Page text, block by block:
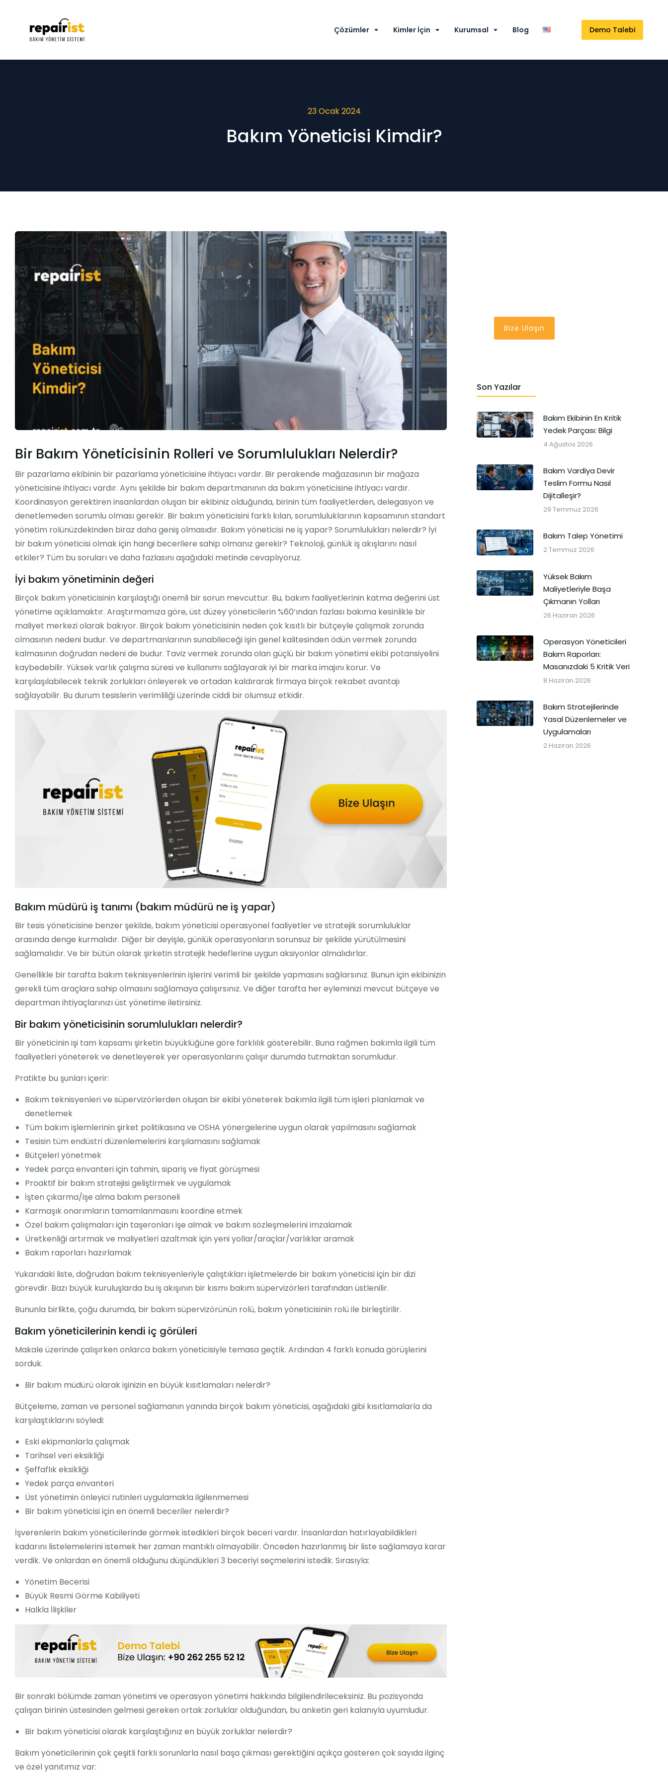
Çözümler Kimler İçin Kurumsal Blog Demo Talebi
23 Ocak 2024
Bakım Yöneticisi Kimdir?
Bir Bakım Yöneticisinin Rolleri ve Sorumlulukları Nelerdir?
Bir pazarlama ekibinin bir pazarlama yöneticisine ihtiyacı vardır. Bir perakende mağazasının bir mağaza
yöneticisine ihtiyacı vardır. Aynı şekilde bir bakım departmanının da bakım yöneticisine ihtiyacı vardır.
Koordinasyon gerektiren insanlardan oluşan bir ekibiniz olduğunda, birinin tüm faaliyetlerden, delegasyon ve
denetlemeden sorumlu olması gerekir. Bir bakım yöneticisini farklı kılan, sorumluluklarının kapsamının standart
yönetim rolünüzdekinden biraz daha geniş olmasıdır. Bakım yöneticisi ne iş yapar? Sorumlulukları nelerdir? İyi
bir bakım yöneticisi olmak için hangi becerilere sahip olmanız gerekir? Teknoloji, günlük iş akışlarını nasıl
etkiler? Tüm bu soruları ve daha fazlasını aşağıdaki metinde cevaplıyoruz.
İyi bakım yönetiminin değeri
Birçok bakım yöneticisinin karşılaştığı önemli bir sorun mevcuttur. Bu, bakım faaliyetlerinin katma değerini üst
yönetime açıklamaktır. Araştırmamıza göre, üst düzey yöneticilerin %60’ından fazlası bakıma kesinlikle bir
maliyet merkezi olarak bakıyor. Birçok bakım yöneticisinin neden çok kısıtlı bir bütçeyle çalışmak zorunda
olmasının nedeni budur. Ve departmanlarının sunabileceği işin genel kalitesinden ödün vermek zorunda
kalmasının doğrudan nedeni de budur. Taviz vermek zorunda olan güçlü bir bakım yönetimi ekibi potansiyelini
kaybedebilir. Yüksek varlık çalışma süresi ve kullanımı sağlayarak iyi bir marka imajını korur. Ve
karşılaşılabilecek teknik zorlukları önleyerek ve ortadan kaldırarak firmaya birçok rekabet avantajı
sağlayabilir. Bu durum tesislerin verimliliği üzerinde ciddi bir olumsuz etkidir.
Bakım müdürü iş tanımı (bakım müdürü ne iş yapar)
Bir tesis yöneticisine benzer şekilde, bakım yöneticisi operasyonel faaliyetler ve stratejik sorumluluklar
arasında denge kurmalıdır. Diğer bir deyişle, günlük operasyonların sorunsuz bir şekilde yürütülmesini
sağlamalıdır. Ve bir bütün olarak şirketin stratejik hedeflerine uygun aksiyonlar almalıdırlar.
Genellikle bir tarafta bakım teknisyenlerinin işlerini verimli bir şekilde yapmasını sağlarsınız. Bunun için ekibinizin
gerekli tüm araçlara sahip olmasını sağlamaya çalışırsınız. Ve diğer tarafta her eyleminizi mevcut bütçeye ve
departman ihtiyaçlarınızı üst yönetime iletirsiniz.
Bir bakım yöneticisinin sorumlulukları nelerdir?
Bir yöneticinin işi tam kapsamı şirketin büyüklüğüne göre farklılık gösterebilir. Buna rağmen bakımla ilgili tüm
faaliyetleri yöneterek ve denetleyerek yer operasyonlarını çalışır durumda tutmaktan sorumludur.
Pratikte bu şunları içerir:
Bakım teknisyenleri ve süpervizörlerden oluşan bir ekibi yöneterek bakımla ilgili tüm işleri planlamak ve
denetlemek
Tüm bakım işlemlerinin şirket politikasına ve OSHA yönergelerine uygun olarak yapılmasını sağlamak
Tesisin tüm endüstri düzenlemelerini karşılamasını sağlamak
Bütçeleri yönetmek
Yedek parça envanteri için tahmin, sipariş ve fiyat görüşmesi
Proaktif bir bakım stratejisi geliştirmek ve uygulamak
İşten çıkarma/işe alma bakım personeli
Karmaşık onarımların tamamlanmasını koordine etmek
Özel bakım çalışmaları için taşeronları işe almak ve bakım sözleşmelerini imzalamak
Üretkenliği artırmak ve maliyetleri azaltmak için yeni yollar/araçlar/varlıklar aramak
Bakım raporları hazırlamak
Yukarıdaki liste, doğrudan bakım teknisyenleriyle çalıştıkları işletmelerde bir bakım yöneticisi için bir dizi
görevdir. Bazı büyük kuruluşlarda bu iş akışının bir kısmı bakım süpervizörleri tarafından üstlenilir.
Bununla birlikte, çoğu durumda, bir bakım süpervizörünün rolü, bakım yöneticisinin rolü ile birleştirilir.
Bakım yöneticilerinin kendi iç görüleri
Makale üzerinde çalışırken onlarca bakım yöneticisiyle temasa geçtik. Ardından 4 farklı konuda görüşlerini
sorduk.
Bir bakım müdürü olarak işinizin en büyük kısıtlamaları nelerdir?
Bütçeleme, zaman ve personel sağlamanın yanında birçok bakım yöneticisi, aşağıdaki gibi kısıtlamalarla da
karşılaştıklarını söyledi:
Eski ekipmanlarla çalışmak
Tarihsel veri eksikliği
Şeffaflık eksikliği
Yedek parça envanteri
Üst yönetimin önleyici rutinleri uygulamakla ilgilenmemesi
Bir bakım yöneticisi için en önemli beceriler nelerdir?
İşverenlerin bakım yöneticilerinde görmek istedikleri birçok beceri vardır. İnsanlardan hatırlayabildikleri
kadarını listelemelerini istemek her zaman mantıklı olmayabilir. Önceden hazırlanmış bir liste sağlamaya karar
verdik. Ve onlardan en önemli olduğunu düşündükleri 3 beceriyi seçmelerini istedik. Sırasıyla:
Yönetim Becerisi
Büyük Resmi Görme Kabiliyeti
Halkla İlişkiler
Bir sonraki bölümde zaman yönetimi ve operasyon yönetimi hakkında bilgilendirileceksiniz. Bu pozisyonda
çalışan birinin üstesinden gelmesi gereken ortak zorluklar olduğundan, bu anketin geri kalanıyla uyumludur.
Bir bakım yöneticisi olarak karşılaştığınız en büyük zorluklar nelerdir?
Bakım yöneticilerinin çok çeşitli farklı sorunlarla nasıl başa çıkması gerektiğini açıkça gösteren çok sayıda ilginç
ve özel yanıtımız var:
Bize Ulaşın
Son Yazılar
Bakım Ekibinin En Kritik
Yedek Parçası: Bilgi
4 Ağustos 2026
Bakım Vardiya Devir
Teslim Formu Nasıl
Dijitalleşir?
29 Temmuz 2026
Bakım Talep Yönetimi
2 Temmuz 2026
Yüksek Bakım
Maliyetleriyle Başa
Çıkmanın Yolları
26 Haziran 2026
Operasyon Yöneticileri
Bakım Raporları:
Masanızdaki 5 Kritik Veri
8 Haziran 2026
Bakım Stratejilerinde
Yasal Düzenlemeler ve
Uygulamaları
2 Haziran 2026